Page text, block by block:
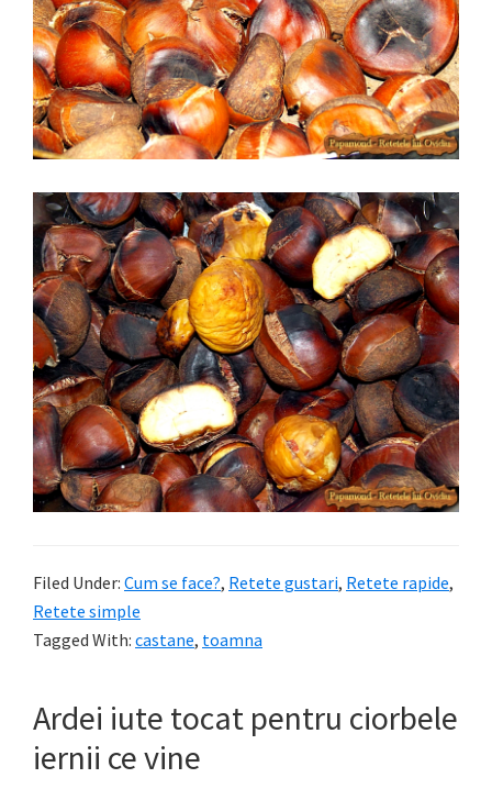
Filed Under: Cum se face?, Retete gustari, Retete rapide,
Retete simple
Tagged With: castane, toamna
Ardei iute tocat pentru ciorbele
iernii ce vine